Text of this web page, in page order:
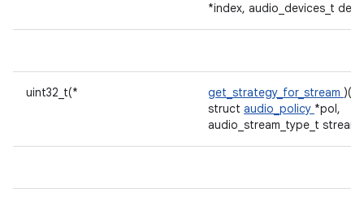
*index, audio_devices_t
uint32_t(* get_strategy_for_stream
struct audio_policy *pol,
audio_stream_type_t stream)